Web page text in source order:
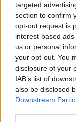
targeted
section to confirm
opt-out request is
interest-based
us or personal
your opt-out. You
disclosure of your
IAB’s list of
also be disclosed
Downstream
Bruno Alves já não
Famalicão
CIDADE HOJE 21
Notícias